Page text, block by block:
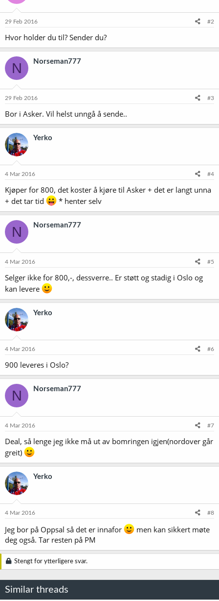
29 Feb 2016 #2
Hvor holder du til? Sender du?
N Norseman777
29 Feb 2016 #3
Bor i Asker. Vil helst unngå å sende..
Yerko
4 Mar 2016 #4
Kjøper for 800, det koster å kjøre til Asker + det er langt unna
+ det tar tid
* henter selv
N Norseman777
4 Mar 2016 #5
Selger ikke for 800,-, dessverre.. Er støtt og stadig i Oslo og
kan levere
Yerko
4 Mar 2016 #6
900 leveres i Oslo?
N Norseman777
4 Mar 2016 #7
Deal, så lenge jeg ikke må ut av bomringen igjen(nordover går
greit)
Yerko
4 Mar 2016 #8
Jeg bor på Oppsal så det er innafor
men kan sikkert møte
deg også. Tar resten på PM
Stengt for ytterligere svar.
Similar threads